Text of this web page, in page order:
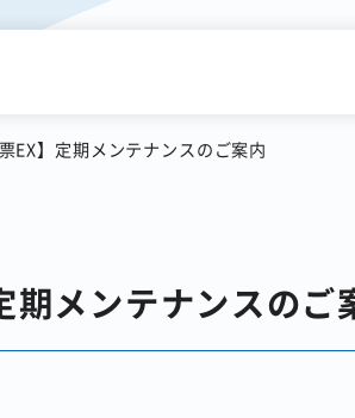
WEB郵便
EX】定期メンテナンスのご案内
期メンテナンスのご